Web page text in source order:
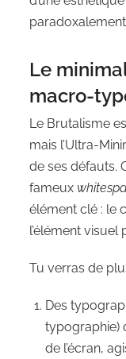
Le
macro-
Le Brutalisme
mais l’Ultra-
de ses défauts.
fameux
élément clé : le
l’élément visuel
Tu verras de
Des
typographie)
de l’écran,